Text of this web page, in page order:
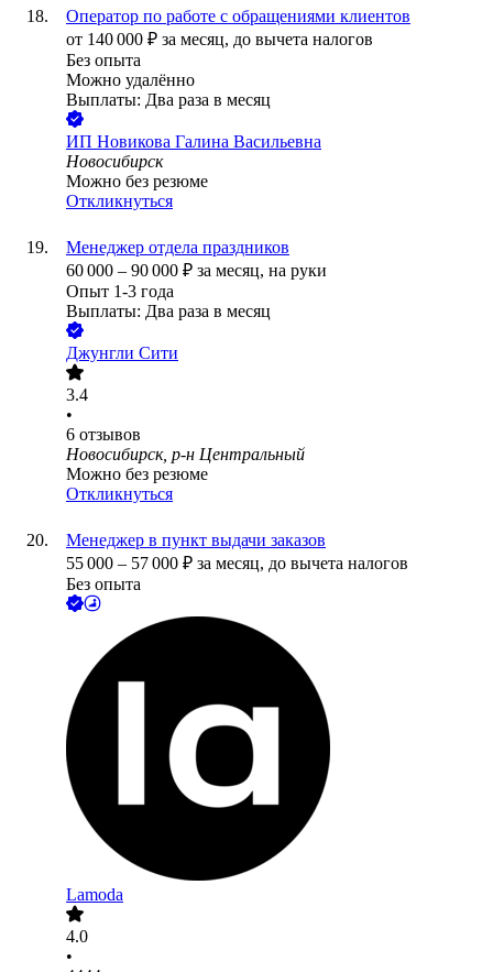
Оператор по работе с обращениями клиентов
от 140 000 ₽ за месяц, до вычета налогов
Без опыта
Можно удалённо
Выплаты: Два раза в месяц
ИП Новикова Галина Васильевна
Новосибирск
Можно без резюме
Откликнуться
Менеджер отдела праздников
60 000 – 90 000 ₽ за месяц, на руки
Опыт 1-3 года
Выплаты: Два раза в месяц
Джунгли Сити
3.4
•
6 отзывов
Новосибирск, р-н Центральный
Можно без резюме
Откликнуться
Менеджер в пункт выдачи заказов
55 000 – 57 000 ₽ за месяц, до вычета налогов
Без опыта
Lamoda
4.0
•